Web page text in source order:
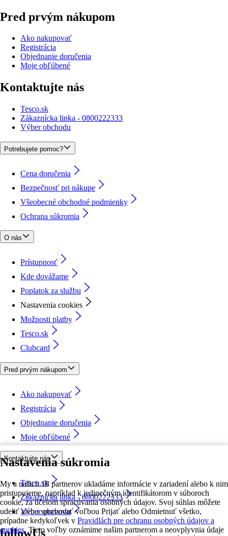
Nastavenia súkromia
My a našich 18 partnerov ukladáme informácie v zariadení alebo k nim
pristupujeme, napríklad k jedinečným identifikátorom v súboroch
cookie, za účelom spracúvania osobných údajov. Svoj súhlas môžete
udeliť alebo spravovať voľbou Prijať alebo Odmietnuť všetko,
prípadne kedykoľvek v Pravidlách pre ochranu osobných údajov a
cookies. Tieto voľby oznámime našim partnerom a neovplyvnia údaje
Pred prvým nákupom
Ako nakupovať
Registrácia
Objednanie doručenia
Moje obľúbené
Kontaktujte nás
Tesco.sk
Zákaznícka linka - 0800222333
Výber obchodu
Potrebujete pomoc?
Cena doručenia
Bezpečnosť pri nákupe
Všeobecné obchodné podmienky
Ochrana súkromia
O nás
Prístupnosť
Kde dovážame
Poplatok za službu
Nastavenia cookies
Možnosti platby
Tesco.sk
Clubcard
Pred prvým nákupom
Ako nakupovať
Registrácia
Objednanie doručenia
Moje obľúbené
Kontaktujte nás
Tesco.sk
Zákaznícka linka - 0800222333
Výber obchodu
followUs